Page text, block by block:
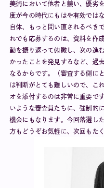
美術において他者と競い、優劣
度が今の時代にもはや有効では
自体、もっと問い直されるべき
れでも応募するのは、資料を作
動を振り返って俯瞰し、次の進
かったことを発見するなど、過
なるからです。（審査する側に
は判断がとても難しいので、こ
オを添付するのは非常に重要で
いような審査員たちに、強制的
機会にもなります。今回落選し
方もどうぞお気軽に、次回もた